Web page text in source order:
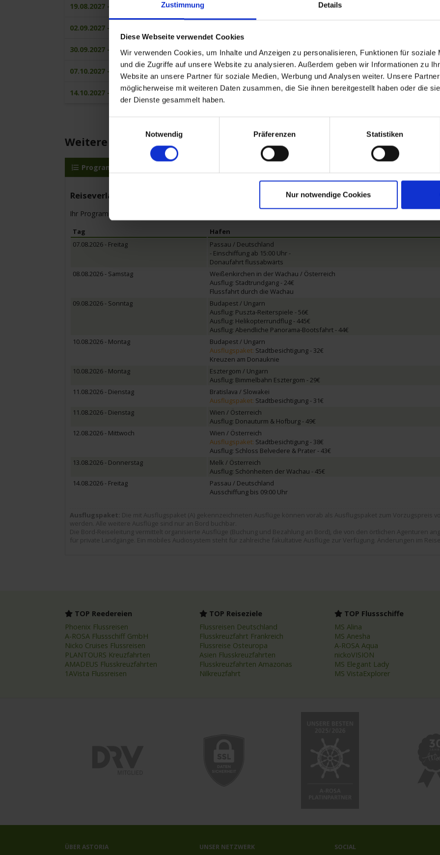
Zustimmung Details
Diese Webseite verwendet Cookies
Wir verwenden Cookies, um Inhalte und Anzeigen zu personalisieren, Funktionen für soziale
und die Zugriffe auf unsere Website zu analysieren. Außerdem geben wir Informationen zu
Website an unsere Partner für soziale Medien, Werbung und Analysen weiter. Unsere
möglicherweise mit weiteren Daten zusammen, die Sie ihnen bereitgestellt haben oder die
der Dienste gesammelt haben.
Notwendig
Präferenzen Statistiken
Nur notwendige Cookies
19.08.2027 - 26.08.2027 auf Anfrage
02.09.2027 - 09.09.2027
30.09.2027 - 07.10.2027 auf Anfrage ab€1.189,-p.P.
07.10.2027 - 14.10.2027 auf Anfrage ab€ 1.139,-
14.10.2027 - 21.10.2027 auf Anfrage ab€ 1.139,- p.P.
Weitere Reisedetails
Programm
Reiseverlauf
Ihr Programm für die Kreuzfahrt vom bis zum
Tag Hafen
07.08.2026 - Freitag
Passau / Deutschland
- Einschiffung ab 15:00 Uhr -
Donaufahrt flussabwärts
08.08.2026 - Samstag
Weißenkirchen in der Wachau / Österreich
Ausflug: Stadtrundgang - 24€
Flussfahrt durch die Wachau
09.08.2026 - Sonntag
Budapest / Ungarn
Ausflug: Puszta-Reiterspiele - 56€
Ausflug: Helikopterrundflug - 445€
Ausflug: Abendliche Panorama-Bootsfahrt - 44€
10.08.2026 - Montag
Budapest / Ungarn
Ausflugspaket: Stadtbesichtigung - 32€
Kreuzen am Donauknie
10.08.2026 - Montag
Esztergom / Ungarn
Ausflug: Bimmelbahn Esztergom - 29€
11.08.2026 - Dienstag
Bratislava / Slowakei
Ausflugspaket: Stadtbesichtigung - 31€
11.08.2026 - Dienstag
Wien / Österreich
Ausflug: Donauturm & Hofburg - 49€
12.08.2026 - Mittwoch
Wien / Österreich
Ausflugspaket: Stadtbesichtigung - 38€
Ausflug: Schloss Belvedere & Prater - 43€
13.08.2026 - Donnerstag
Melk / Österreich
Ausflug: Schönheiten der Wachau - 45€
14.08.2026 - Freitag
Passau / Deutschland
Ausschiffung bis 09:00 Uhr
Ausflugspaket: Die mit Ausflugspaket (A) gekennzeichneten Ausflüge können vorab als Ausflugspaket zum Vorzugspreis
werden. Alle weitere Ausflüge sind nur an Bord buchbar.
Die Bord-Reiseleitung vermittelt organisierte Ausflüge (Buchung und Bezahlung an Bord), die von den örtlichen Agenturen
für private Landgänge. Ein mobiles Audiosystem steht für zahlreiche fakultative Ausflüge zur Verfügung. Änderungen im
TOP Reedereien
Phoenix Flussreisen
A-ROSA Flussschiff GmbH
Nicko Cruises Flussreisen
PLANTOURS Kreuzfahrten
AMADEUS Flusskreuzfahrten
1AVista Flussreisen
TOP Reiseziele
Flussreisen Deutschland
Flusskreuzfahrt Frankreich
Flussreise Osteuropa
Asien Flusskreuzfahrten
Flusskreuzfahrten Amazonas
Nilkreuzfahrt
TOP Flussschiffe
MS Alina
MS Anesha
A-ROSA Aqua
nickoVISION
MS Elegant Lady
MS VistaExplorer
ÜBER ASTORIA UNSER NETZWERK SOCIAL